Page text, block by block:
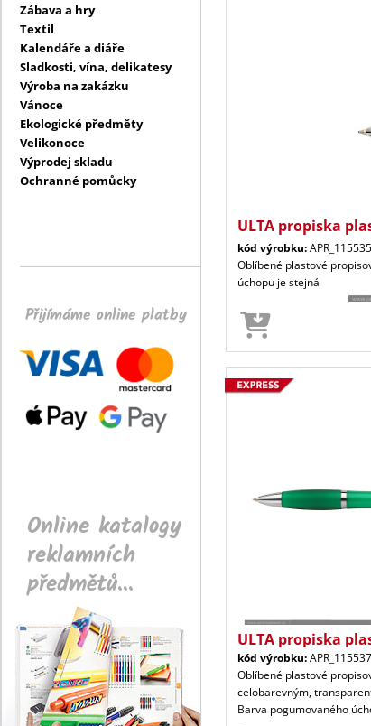
Zábava a hry
Textil
Kalendáře a diáře
Sladkosti, vína, delikatesy
Výroba na zakázku
Vánoce
Ekologické předměty
Velikonoce
Výprodej skladu
Ochranné pomůcky
Přijímáme online platby
Online katalogy
reklamních
předmětů...
ULTA propiska
kód výrobku:APR_115535
Oblíbené plastové
úchopu je stejná
ULTA propiska
kód výrobku:APR_115537
Oblíbené plastové
celobarevným,
Barva pogumovaného